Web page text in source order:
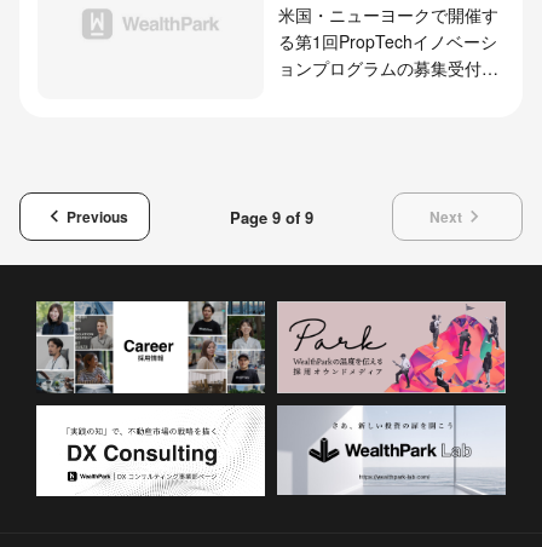
米国・ニューヨークで開催す
る第1回PropTechイノベーシ
ョンプログラムの募集受付を
keyboard_arrow_left Previous Page 9 of 9 Nextkeyboard_arrow_right